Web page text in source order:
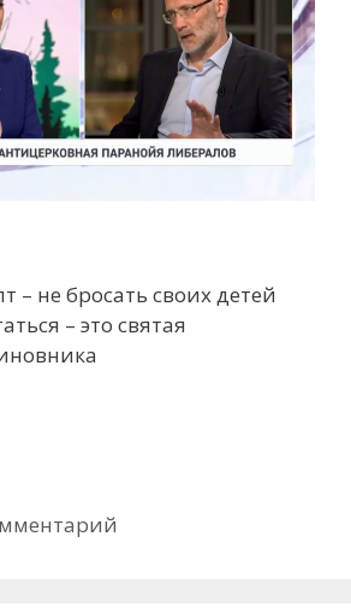
– не бросать своих детей
– это святая